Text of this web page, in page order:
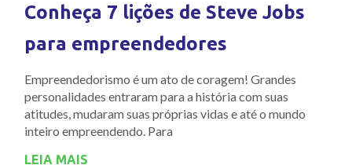
Conheça 7 lições de Steve Jobs
para empreendedores
Empreendedorismo é um ato de coragem! Grandes
personalidades entraram para a história com suas
atitudes, mudaram suas próprias vidas e até o mundo
inteiro empreendendo. Para
LEIA MAIS